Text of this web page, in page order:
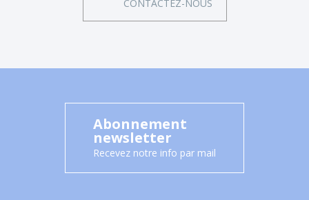
CONTACTEZ-NOUS
Abonnement
newsletter
Recevez notre info par mail